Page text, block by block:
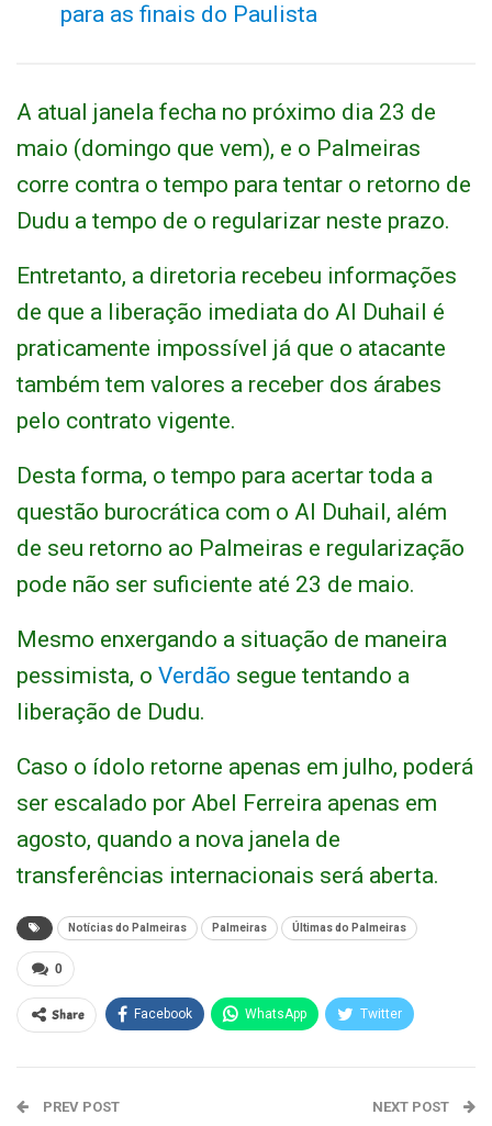
para as finais do Paulista
A atual janela fecha no próximo dia 23 de
maio (domingo que vem), e o Palmeiras
corre contra o tempo para tentar o retorno de
Dudu a tempo de o regularizar neste prazo.
Entretanto, a diretoria recebeu informações
de que a liberação imediata do Al Duhail é
praticamente impossível já que o atacante
também tem valores a receber dos árabes
pelo contrato vigente.
Desta forma, o tempo para acertar toda a
questão burocrática com o Al Duhail, além
de seu retorno ao Palmeiras e regularização
pode não ser suficiente até 23 de maio.
Mesmo enxergando a situação de maneira
pessimista, o Verdão segue tentando a
liberação de Dudu.
Caso o ídolo retorne apenas em julho, poderá
ser escalado por Abel Ferreira apenas em
agosto, quando a nova janela de
transferências internacionais será aberta.
Notícias do Palmeiras Palmeiras Últimas do Palmeiras
0
Share Facebook WhatsApp Twitter
PREV POST NEXT POST